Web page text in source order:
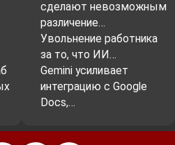
сделают невозможным
различение…
Увольнение работника
за то, что ИИ…
Gemini усиливает
интеграцию с Google
Docs,…